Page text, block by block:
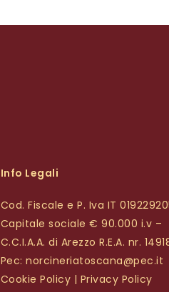
Info Legali
Cod. Fiscale e P. Iva IT
Capitale sociale € 90.000 i.v –
C.C.I.A.A. di Arezzo R.E.A. nr.
Pec: norcineriatoscana@pec.it
Cookie Policy | Privacy Policy